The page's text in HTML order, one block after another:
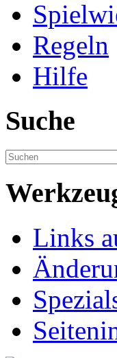
Regeln
Hilfe
Suche
Links